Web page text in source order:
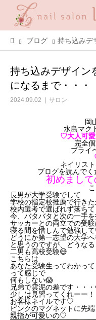
ブログ 持ち込みデザ
持ち込みデザイン
になるまで・・・
2024.09.02 サロン
岡
水島マク
♡大人可
完全
プライ
ネイリス
ブログを読んで
初めまし
長男が大学受験でして
学校の指定校推薦で行き
校内選考で選ばれず落ち
今、バタバタと次の一手
サッカーとの両立での受
寝る間を惜しんで勉強し
どうにか第一志望の大学
と思うのですが、どうな
二男も高校受験😅
こちらは
あなた受験生ってわかって
って感じで
何もしない😱
兄弟で雲泥の差です・・
少しは見習ってくれーー！
お客様ネイルです♡
ピンクのマグネットに先
親指が可愛いの♡